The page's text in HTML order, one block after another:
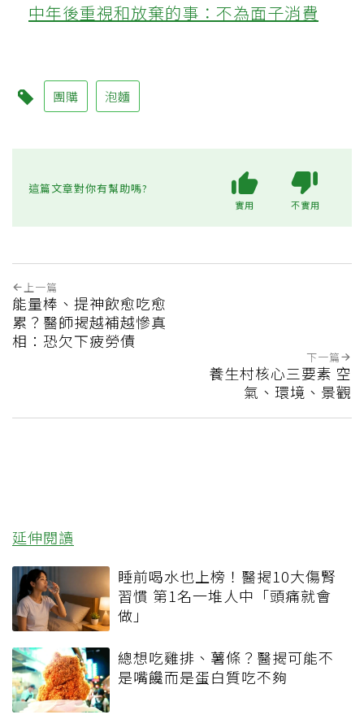
中年後重視和放棄的事：不為面子消費
團購 泡麵
這篇文章對你有幫助嗎?
實用 不實用
上一篇
能量棒、提神飲愈吃愈
累？醫師揭越補越慘真
相：恐欠下疲勞債
下一篇
養生村核心三要素 空
氣、環境、景觀
延伸閱讀
睡前喝水也上榜！醫揭10大傷腎
習慣 第1名一堆人中「頭痛就會
做」
總想吃雞排、薯條？醫揭可能不
是嘴饞而是蛋白質吃不夠